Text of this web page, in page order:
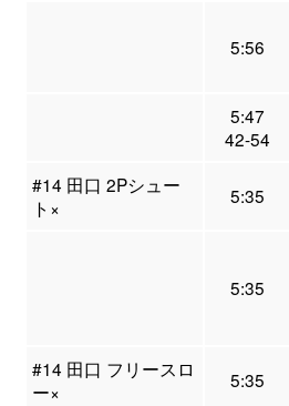
5:56
5:47
42-54
#14 田口 2Pシュー
ト×
5:35
5:35
#14 田口 フリースロ
ー×
5:35